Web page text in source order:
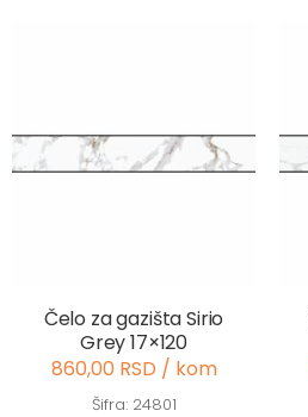
Čelo za gazišta Sirio
Grey 17×120
860,00 RSD / kom
Šifra: 24801